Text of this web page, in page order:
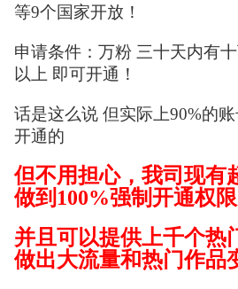
等9个国家开放！
申请条件：万粉 三十天内有
以上 即可开通！
话是这么说 但实际上90%的
开通的
但不用担心， 我司现有
做到100%强制开通权限
并且可以提供上千个热
做出大流量和热门作品